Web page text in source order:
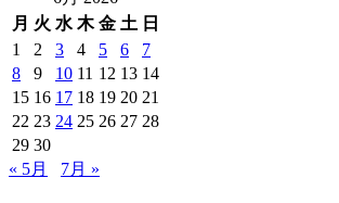
月 火 水 木 金 土 日
1
2 3 4 5 6
7
8
9 10 11 12 13 14
15 16 17 18 19 20 21
22 23 24 25 26 27 28
29 30
« 5月
7月 »